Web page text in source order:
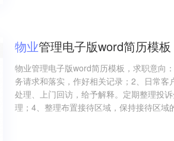
物业管理电子版word简历模板
物业管理电子版word简历模板，求职意向
务请求和落实，作好相关记录；2、日常
处理、上门回访，给予解释。定期整理投
理；4、整理布置接待区域，保持接待区